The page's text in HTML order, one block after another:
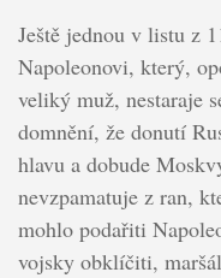
Ještě jednou v listu z
Napoleonovi, který,
veliký muž, nestaraje
domnění, že donutí
hlavu a dobude
nevzpamatuje z ran,
mohlo podařiti
vojsky obklíčiti,